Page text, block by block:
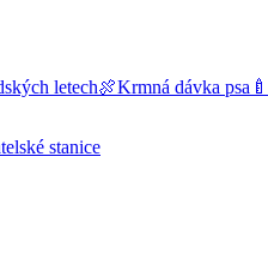
letech🍖Krmná dávka psa 🍼
stanice